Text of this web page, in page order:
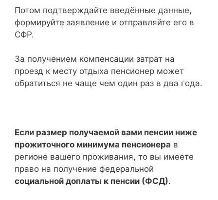
Потом подтверждайте введённые данные,
формируйте заявление и отправляйте его в
СФР.
За получением компенсации затрат на
проезд к месту отдыха пенсионер может
обратиться не чаще чем один раз в два года.
Если размер получаемой вами пенсии ниже
прожиточного минимума пенсионера в
регионе вашего проживания, то вы имеете
право на получение федеральной
социальной доплаты к пенсии (ФСД).